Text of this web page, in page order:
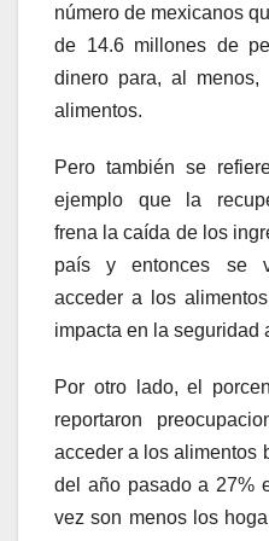
número de mexicanos
de 14.6 millones de
dinero para, al
alimentos.
Pero también se
ejemplo que la
frena la caída de los
país y entonces se
acceder a los
impacta en la seguridad
Por otro lado, el
reportaron
acceder a los alimentos
del año pasado a 27%
vez son menos los